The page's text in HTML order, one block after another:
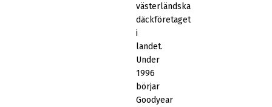
västerländska
däckföretaget
i
landet.
Under
1996
börjar
Goodyear